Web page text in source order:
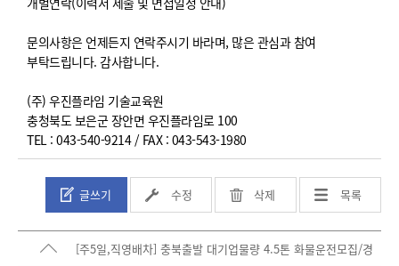
문의사항은 언제든지 연락주시기 바라며, 많은 관심과 참여
부탁드립니다. 감사합니다.
(주) 우진플라임 기술교육원
충청북도 보은군 장안면 우진플라임로 100
TEL : 043-540-9214 / FAX : 043-543-1980
글쓰기 수정 삭제 목록
[주5일,직영배차] 충북출발 대기업물량 4.5톤 화물운전모집/경